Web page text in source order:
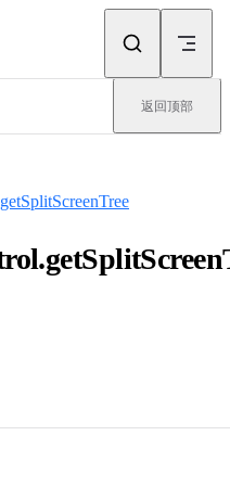
返回顶部
getSplitScreenTree